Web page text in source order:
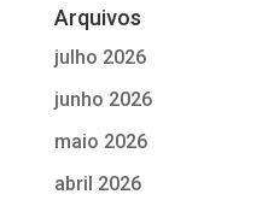
Arquivos
julho 2026
junho 2026
maio 2026
abril 2026